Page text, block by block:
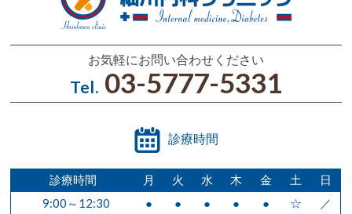
お気軽にお問い合わせください
Tel. 03-5777-5331
診療時間
診療時間 月 火 水 木 金 土 日
9:00～12:30 ● ● ● ● ● ☆
／